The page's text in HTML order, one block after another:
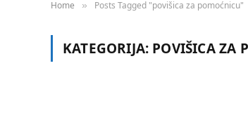
Home » Posts Tagged "povišica za pomoćnicu"
KATEGORIJA: POVIŠICA ZA